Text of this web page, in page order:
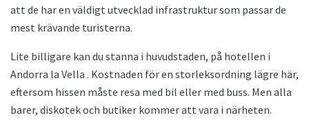
att de har en väldigt utvecklad infrastruktur som passar de
mest krävande turisterna.
Lite billigare kan du stanna i huvudstaden, på hotellen i
Andorra la Vella . Kostnaden för en storleksordning lägre här,
eftersom hissen måste resa med bil eller med buss. Men alla
barer, diskotek och butiker kommer att vara i närheten.